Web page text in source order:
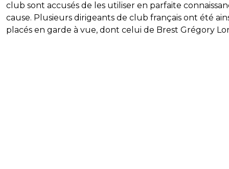
club sont accusés de les utiliser en parfaite
cause. Plusieurs dirigeants de club français ont été
placés en garde à vue, dont celui de Brest Grégory